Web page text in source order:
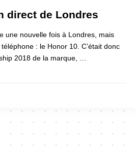
direct de Londres
une nouvelle fois à Londres, mais
: le Honor 10. C’était donc
2018 de la marque, …